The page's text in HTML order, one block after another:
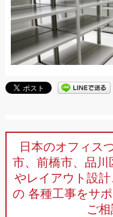
日本のオフィス
市、前橋市、品川
やレイアウト設
の 各種工事をサ
ご相